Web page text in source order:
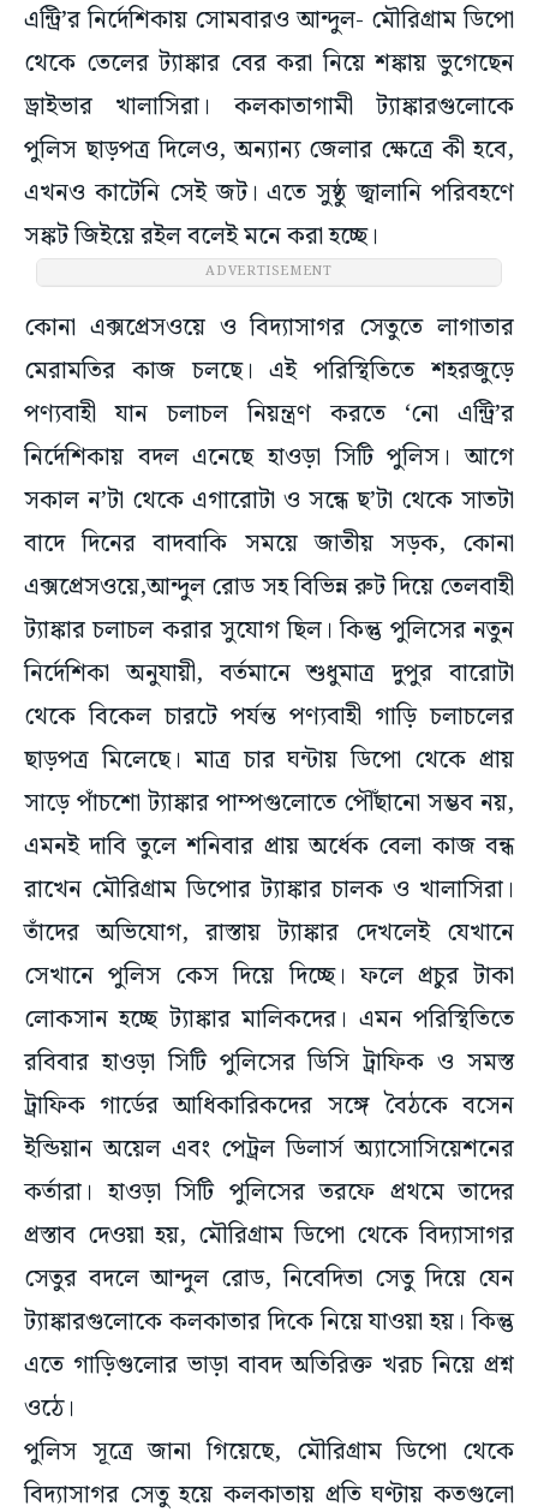
এন্ট্রি’র নির্দেশিকায় সোমবারও আন্দুল- মৌরিগ্রাম ডিপো
থেকে তেলের ট্যাঙ্কার বের করা নিয়ে শঙ্কায় ভুগেছেন
ড্রাইভার খালাসিরা। কলকাতাগামী ট্যাঙ্কারগুলোকে
পুলিস ছাড়পত্র দিলেও, অন্যান্য জেলার ক্ষেত্রে কী হবে,
এখনও কাটেনি সেই জট। এতে সুষ্ঠু জ্বালানি পরিবহণে
সঙ্কট জিইয়ে রইল বলেই মনে করা হচ্ছে।
ADVERTISEMENT
কোনা এক্সপ্রেসওয়ে ও বিদ্যাসাগর সেতুতে লাগাতার
মেরামতির কাজ চলছে। এই পরিস্থিতিতে শহরজুড়ে
পণ্যবাহী যান চলাচল নিয়ন্ত্রণ করতে ‘নো এন্ট্রি’র
নির্দেশিকায় বদল এনেছে হাওড়া সিটি পুলিস। আগে
সকাল ন’টা থেকে এগারোটা ও সন্ধে ছ’টা থেকে সাতটা
বাদে দিনের বাদবাকি সময়ে জাতীয় সড়ক, কোনা
এক্সপ্রেসওয়ে,আন্দুল রোড সহ বিভিন্ন রুট দিয়ে তেলবাহী
ট্যাঙ্কার চলাচল করার সুযোগ ছিল। কিন্তু পুলিসের নতুন
নির্দেশিকা অনুযায়ী, বর্তমানে শুধুমাত্র দুপুর বারোটা
থেকে বিকেল চারটে পর্যন্ত পণ্যবাহী গাড়ি চলাচলের
ছাড়পত্র মিলেছে। মাত্র চার ঘন্টায় ডিপো থেকে প্রায়
সাড়ে পাঁচশো ট্যাঙ্কার পাম্পগুলোতে পৌঁছানো সম্ভব নয়,
এমনই দাবি তুলে শনিবার প্রায় অর্ধেক বেলা কাজ বন্ধ
রাখেন মৌরিগ্রাম ডিপোর ট্যাঙ্কার চালক ও খালাসিরা।
তাঁদের অভিযোগ, রাস্তায় ট্যাঙ্কার দেখলেই যেখানে
সেখানে পুলিস কেস দিয়ে দিচ্ছে। ফলে প্রচুর টাকা
লোকসান হচ্ছে ট্যাঙ্কার মালিকদের। এমন পরিস্থিতিতে
রবিবার হাওড়া সিটি পুলিসের ডিসি ট্রাফিক ও সমস্ত
ট্রাফিক গার্ডের আধিকারিকদের সঙ্গে বৈঠকে বসেন
ইন্ডিয়ান অয়েল এবং পেট্রল ডিলার্স অ্যাসোসিয়েশনের
কর্তারা। হাওড়া সিটি পুলিসের তরফে প্রথমে তাদের
প্রস্তাব দেওয়া হয়, মৌরিগ্রাম ডিপো থেকে বিদ্যাসাগর
সেতুর বদলে আন্দুল রোড, নিবেদিতা সেতু দিয়ে যেন
ট্যাঙ্কারগুলোকে কলকাতার দিকে নিয়ে যাওয়া হয়। কিন্তু
এতে গাড়িগুলোর ভাড়া বাবদ অতিরিক্ত খরচ নিয়ে প্রশ্ন
ওঠে।
পুলিস সূত্রে জানা গিয়েছে, মৌরিগ্রাম ডিপো থেকে
বিদ্যাসাগর সেতু হয়ে কলকাতায় প্রতি ঘণ্টায় কতগুলো